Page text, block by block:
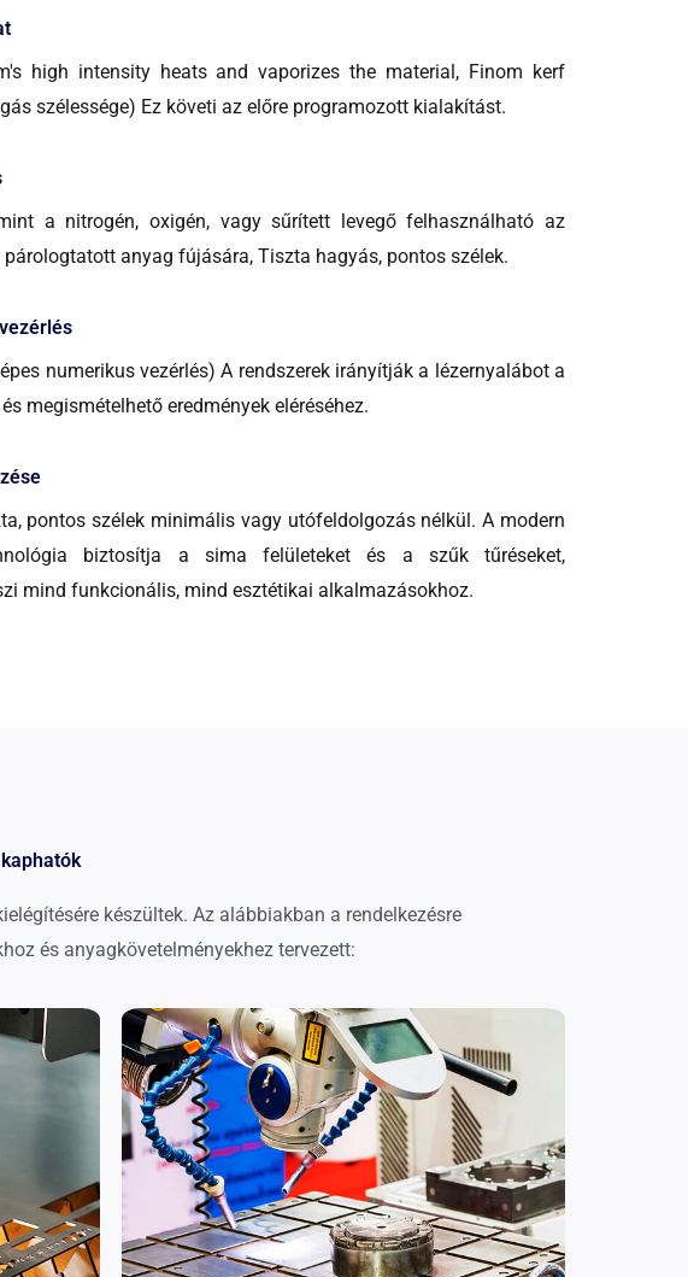
high intensity heats and vaporizes the material, Finom kerf
szélessége) Ez követi az előre programozott kialakítást.
a nitrogén, oxigén, vagy sűrített levegő felhasználható az
anyag fújására, Tiszta hagyás, pontos szélek.
numerikus vezérlés) A rendszerek irányítják a lézernyalábot a
megismételhető eredmények eléréséhez.
pontos szélek minimális vagy utófeldolgozás nélkül. A modern
biztosítja a sima felületeket és a szűk tűréseket,
mind funkcionális, mind esztétikai alkalmazásokhoz.
készültek. Az alábbiakban a rendelkezésre
és anyagkövetelményekhez tervezett: